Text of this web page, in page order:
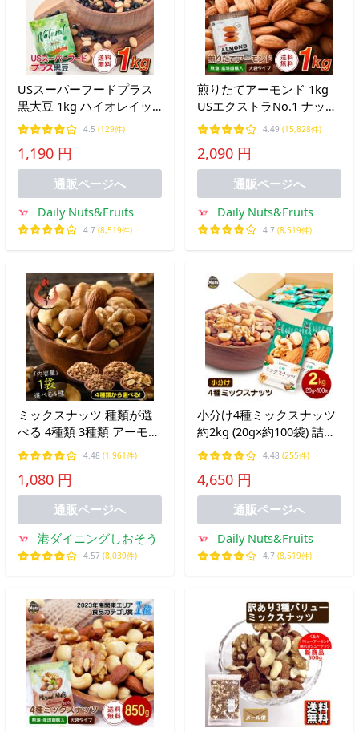
USスーパーフードプラス
黒大豆 1kg ハイオレイッ
クピーナッツ 黒大豆 クラ
ンベリー レーズン アーモ
ンド ナッツ 食塩不使用 産
地 直輸入 チャック付き袋
4.5 (129件)
1,190 円
通販ページへ
Daily Nuts&Fruits
4.7 (8,519件)
煎りたてアーモンド 1kg
USエクストラNo.1 ナッツ
無塩 添加物不使用 植物油
不使用 送料無料
4.49 (15,828件)
2,090 円
通販ページへ
Daily Nuts&Fruits
4.7 (8,519件)
ミックスナッツ 種類が選
べる 4種類 3種類 アーモン
ド カシューナッツ クルミ
マカダミア フルーツナッ
ツ ポイント消化 ポイント
消費 お中元 御中元 爆買
4.48 (1,961件)
1,080 円
通販ページへ
港ダイニングしおそう
4.57 (8,039件)
小分け4種ミックスナッツ
約2kg (20g×約100袋) 詰め
合わせボックス アーモン
ド くるみ カシューナッツ
マカダミアナッツ 大容量
個包装 小袋 無塩 おつまみ
4.48 (255件)
4,650 円
通販ページへ
Daily Nuts&Fruits
4.7 (8,519件)